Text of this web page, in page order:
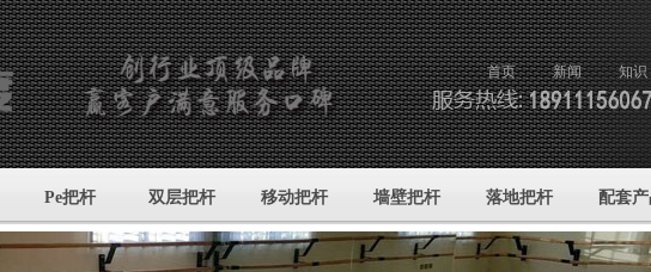
首页 新闻 知识
Pe把杆 双层把杆 移动把杆 墙壁把杆 落地把杆 配套